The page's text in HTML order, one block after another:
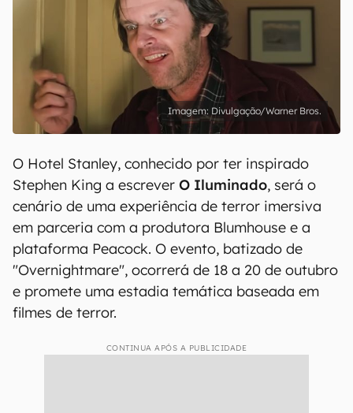
Divulgação/Warner Bros.
O Hotel Stanley, conhecido por ter inspirado
Stephen King a escrever O Iluminado, será o
cenário de uma experiência de terror imersiva
em parceria com a produtora Blumhouse e a
plataforma Peacock. O evento, batizado de
"Overnightmare", ocorrerá de 18 a 20 de outubro
e promete uma estadia temática baseada em
filmes de terror.
CONTINUA APÓS A PUBLICIDADE